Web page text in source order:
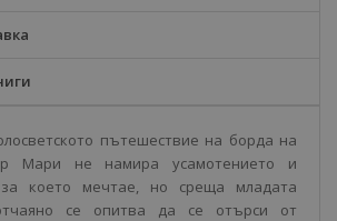
пътешествие на борда на
Мари не намира усамотението и
за което мечтае, но среща младата
се опитва да се отърси от